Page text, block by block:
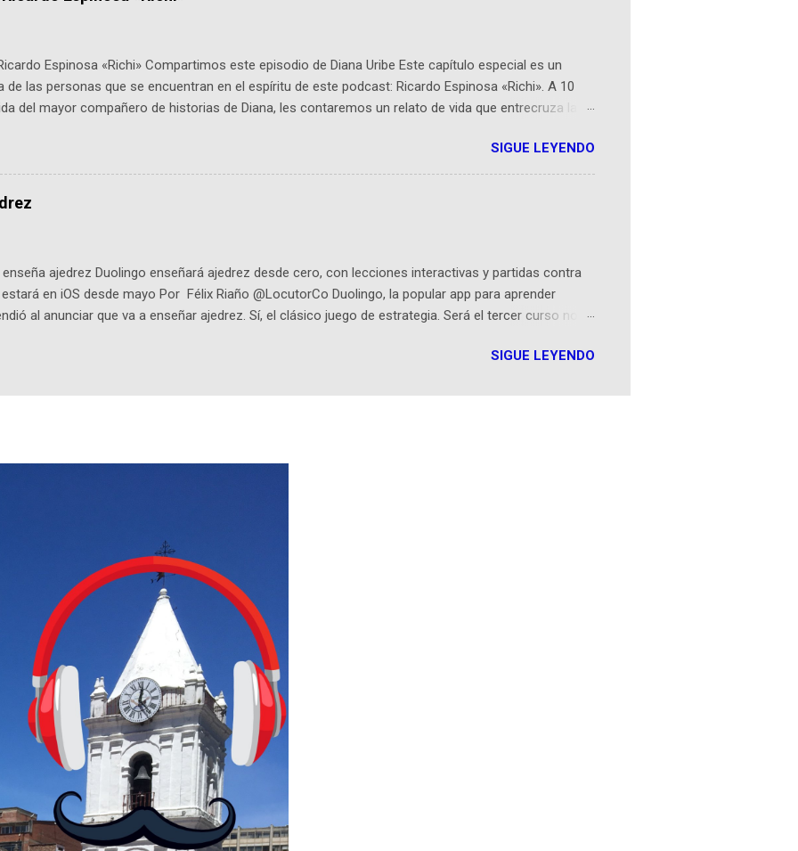
Espinosa «Richi» Compartimos este episodio de Diana Uribe Este capítulo especial es un
de las personas que se encuentran en el espíritu de este podcast: Ricardo Espinosa «Richi». A 10
del mayor compañero de historias de Diana, les contaremos un relato de vida que entrecruza la
viene "la fuerza poderosa", del relato viviente que encarna una joven librera de Barichara y de
un personaje de gabán y sombrero que parecía sacado directamente de una novela de espías
-La colección Ricardo Espinosa: los cómics, las novelas y los libros reunidos por Richi hoy se
en la Biblioteca Luis Ángel Arango ¡Síguenos en nuestras Redes Sociales! Facebook:
SIGUE LEYENDO
ajedrez Duolingo enseñará ajedrez desde cero, con lecciones interactivas y partidas contra
en iOS desde mayo Por Félix Riaño @LocutorCo Duolingo, la popular app para aprender
al anunciar que va a enseñar ajedrez. Sí, el clásico juego de estrategia. Será el tercer curso no
primero en inglés. Los usuarios aprenderán desde lo más básico, como mover un alfil, hasta jugar
y ayudas visuales. ¿Será posible que una app que antes nos enseñó francés, ahora nos
SIGUE LEYENDO